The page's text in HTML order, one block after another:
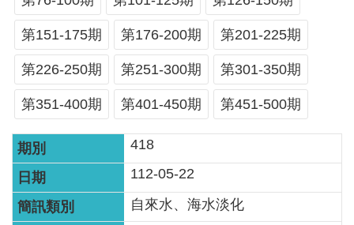
務
資
訊
服
務
關
於
本
署
第151-175期 第176-200期 第201-225期
第226-250期 第251-300期 第301-350期
第351-400期 第401-450期 第451-500期
418
112-05-22
自來水、海水淡化